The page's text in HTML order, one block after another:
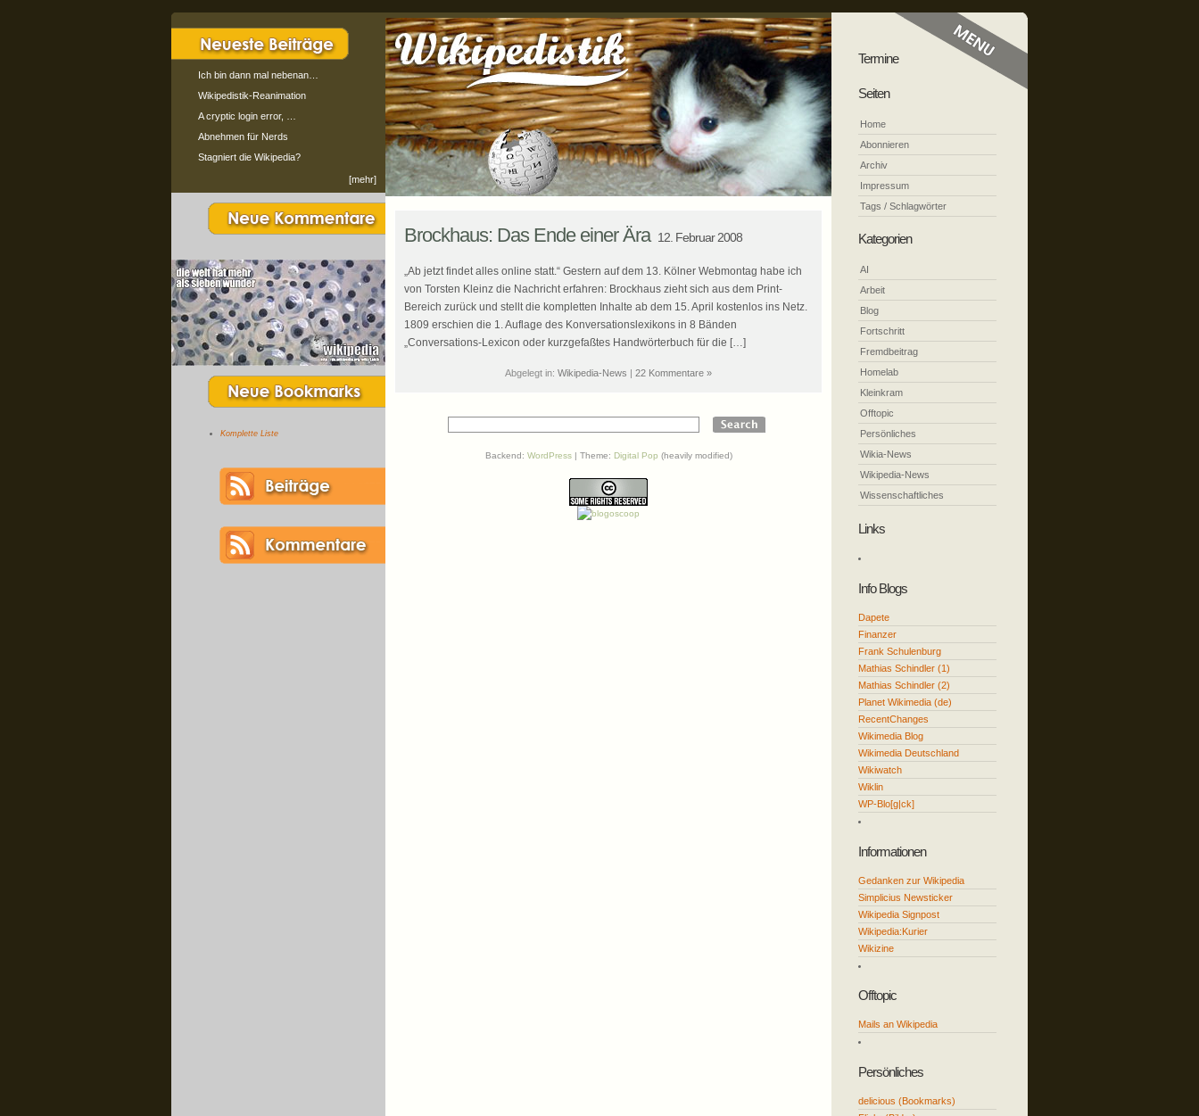
Ich bin dann mal nebenan…
Wikipedistik-Reanimation
A cryptic login error, …
Abnehmen für Nerds
Stagniert die Wikipedia?
[mehr]
Komplette Liste
Brockhaus: Das Ende einer Ära 12. Februar 2008
„Ab jetzt findet alles online statt.“ Gestern auf dem 13. Kölner Webmontag habe ich
von Torsten Kleinz die Nachricht erfahren: Brockhaus zieht sich aus dem Print-
Bereich zurück und stellt die kompletten Inhalte ab dem 15. April kostenlos ins Netz.
1809 erschien die 1. Auflage des Konversationslexikons in 8 Bänden
„Conversations-Lexicon oder kurzgefaßtes Handwörterbuch für die […]
Abgelegt in: Wikipedia-News | 22 Kommentare »
Backend: WordPress| Theme: Digital Pop (heavily modified)
Termine
Seiten
Home
Abonnieren
Archiv
Impressum
Tags / Schlagwörter
Kategorien
AI
Arbeit
Blog
Fortschritt
Fremdbeitrag
Homelab
Kleinkram
Offtopic
Persönliches
Wikia-News
Wikipedia-News
Wissenschaftliches
Links
Info Blogs
Dapete
Finanzer
Frank Schulenburg
Mathias Schindler (1)
Mathias Schindler (2)
Planet Wikimedia (de)
RecentChanges
Wikimedia Blog
Wikimedia Deutschland
Wikiwatch
Wiklin
WP-Blo[g|ck]
Informationen
Gedanken zur Wikipedia
Simplicius Newsticker
Wikipedia Signpost
Wikipedia:Kurier
Wikizine
Offtopic
Mails an Wikipedia
Persönliches
delicious (Bookmarks)